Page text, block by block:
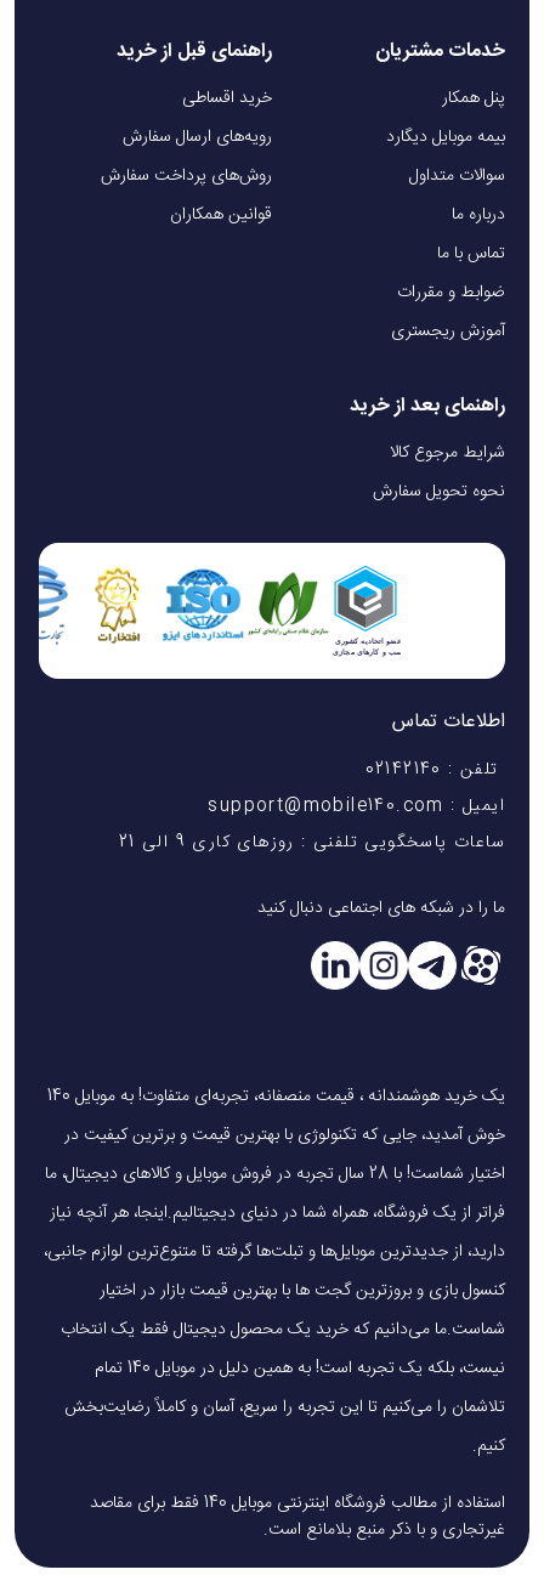
خدمات مشتریان
پنل همکار
بیمه موبایل دیگارد
سوالات متداول
درباره ما
تماس با ما
ضوابط و مقررات
آموزش ریجستری
راهنمای قبل از خرید
خرید اقساطی
رویه‌های ارسال سفارش
روش‌های پرداخت سفارش
قوانین همکاران
راهنمای بعد از خرید
شرایط مرجوع کالا
نحوه تحویل سفارش
اطلاعات تماس
تلفن : 02142140
ایمیل : support@mobile140.com
ساعات پاسخگویی تلفنی : روزهای کاری 9 الی 21
ما را در شبکه های اجتماعی دنبال کنید
یک خرید هوشمندانه ، قیمت منصفانه، تجربه‌ای متفاوت! به موبایل 140
خوش آمدید، جایی که تکنولوژی با بهترین قیمت و برترین کیفیت در
اختیار شماست! با 28 سال تجربه در فروش موبایل و کالاهای دیجیتال، ما
فراتر از یک فروشگاه، همراه شما در دنیای دیجیتالیم.اینجا، هر آنچه نیاز
دارید، از جدیدترین موبایل‌ها و تبلت‌ها گرفته تا متنوع‌ترین لوازم جانبی،
کنسول بازی و بروزترین گجت ها با بهترین قیمت بازار در اختیار
شماست.ما می‌دانیم که خرید یک محصول دیجیتال فقط یک انتخاب
نیست، بلکه یک تجربه است! به همین دلیل در موبایل 140 تمام
تلاشمان را می‌کنیم تا این تجربه را سریع، آسان و کاملاً رضایت‌بخش
کنیم.
استفاده از مطالب فروشگاه اینترنتی موبایل 140 فقط برای مقاصد
غیرتجاری و با ذکر منبع بلامانع است.